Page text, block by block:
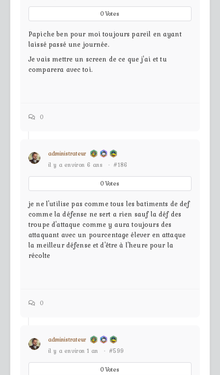
0Votes
Papiche ben pour moi toujours pareil en ayant
laissé passé une journée.
Je vais mettre un screen de ce que j'ai et tu
comparera avec toi.
0
administrateur
il y a environ 6 ans
· #186
0Votes
je ne l'utilise pas comme tous les batiments de def
comme la défense ne sert a rien sauf la déf des
troupe d'attaque comme y aura toujours des
attaquant avec un pourcentage élever en attaque
la meilleur défense et d'être à l'heure pour la
récolte
0
administrateur
il y a environ 1 an
· #599
0Votes